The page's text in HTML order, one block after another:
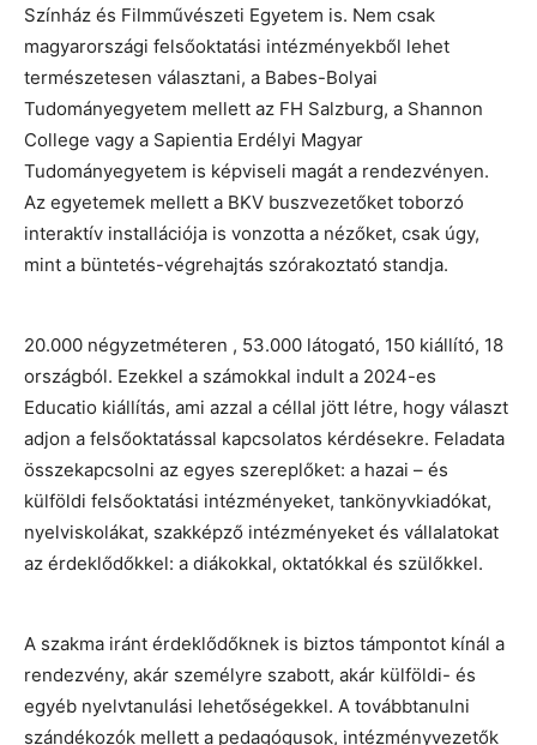
Színház és Filmművészeti Egyetem is. Nem csak
magyarországi felsőoktatási intézményekből lehet
természetesen választani, a Babes-Bolyai
Tudományegyetem mellett az FH Salzburg, a Shannon
College vagy a Sapientia Erdélyi Magyar
Tudományegyetem is képviseli magát a rendezvényen.
Az egyetemek mellett a BKV buszvezetőket toborzó
interaktív installációja is vonzotta a nézőket, csak úgy,
mint a büntetés-végrehajtás szórakoztató standja.
20.000 négyzetméteren , 53.000 látogató, 150 kiállító, 18
országból. Ezekkel a számokkal indult a 2024-es
Educatio kiállítás, ami azzal a céllal jött létre, hogy választ
adjon a felsőoktatással kapcsolatos kérdésekre. Feladata
összekapcsolni az egyes szereplőket: a hazai – és
külföldi felsőoktatási intézményeket, tankönyvkiadókat,
nyelviskolákat, szakképző intézményeket és vállalatokat
az érdeklődőkkel: a diákokkal, oktatókkal és szülőkkel.
A szakma iránt érdeklődőknek is biztos támpontot kínál a
rendezvény, akár személyre szabott, akár külföldi- és
egyéb nyelvtanulási lehetőségekkel. A továbbtanulni
szándékozók mellett a pedagógusok, intézményvezetők